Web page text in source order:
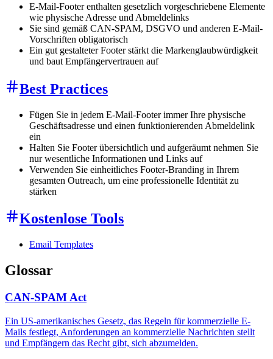
E-Mail-Footer enthalten gesetzlich vorgeschriebene Elemente
wie physische Adresse und Abmeldelinks
Sie sind gemäß CAN-SPAM, DSGVO und anderen E-Mail-
Vorschriften obligatorisch
Ein gut gestalteter Footer stärkt die Markenglaubwürdigkeit
und baut Empfängervertrauen auf
Best Practices
Fügen Sie in jedem E-Mail-Footer immer Ihre physische
Geschäftsadresse und einen funktionierenden Abmeldelink
ein
Halten Sie Footer übersichtlich und aufgeräumt nehmen Sie
nur wesentliche Informationen und Links auf
Verwenden Sie einheitliches Footer-Branding in Ihrem
gesamten Outreach, um eine professionelle Identität zu
stärken
Kostenlose Tools
Email Templates
Glossar
CAN-SPAM Act
Ein US-amerikanisches Gesetz, das Regeln für kommerzielle E-
Mails festlegt, Anforderungen an kommerzielle Nachrichten stellt
und Empfängern das Recht gibt, sich abzumelden.